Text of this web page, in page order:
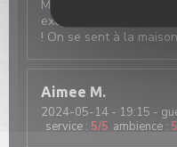
Magnifique moment de
excellente et le
! On se sent à la
Aimee M
2024-05-14 - 19:15 -
service : 5/5 ambience : 5